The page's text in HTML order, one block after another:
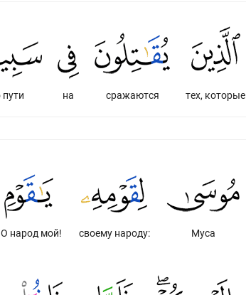
тех, которые
сражаются
на
пути
Муса
своему народу:
народ мой!